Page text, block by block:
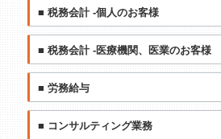
■ 税務会計 -個人のお客様
■ 税務会計 -医療機関、医業のお客様
■ 労務給与
■ コンサルティング業務